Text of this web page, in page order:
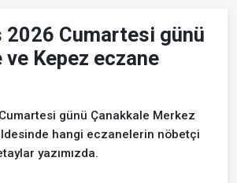
Cumartesi günü
ve Kepez eczane
günü Çanakkale Merkez
hangi eczanelerin nöbetçi
yazımızda.